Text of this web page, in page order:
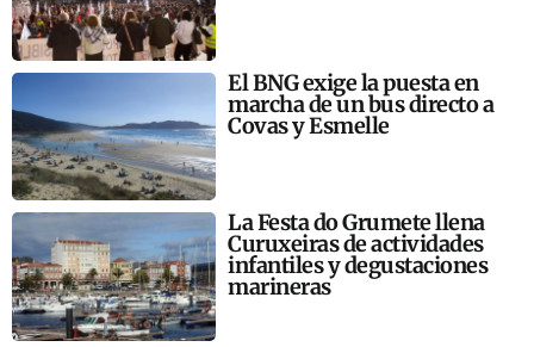
El BNG exige la puesta en
marcha de un bus directo a
Covas y Esmelle
La Festa do Grumete llena
Curuxeiras de actividades
infantiles y degustaciones
marineras